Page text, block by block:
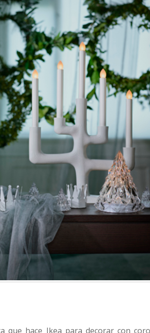
que hace Ikea para decorar con